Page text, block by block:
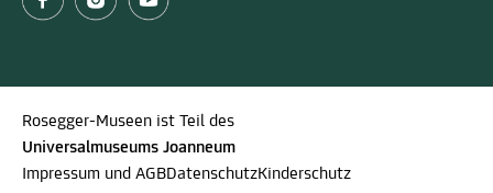
Rosegger-Museen ist Teil des
Universalmuseums Joanneum
Impressum und AGBDatenschutzKinderschutz